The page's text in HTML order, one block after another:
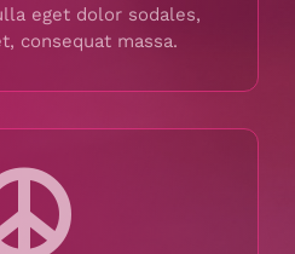
eget dolor sodales,
consequat massa.